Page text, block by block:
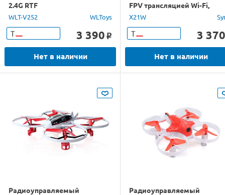
2.4G RTF
WLT-V252 WLToys
Т 3 390 o
Нет в наличии
FPV трансляцией Wi-Fi,
камера 0,3 Мп, 2.4G RTF
X21W
Т 3 370
Нет в наличии
Радиоуправляемый
Радиоуправляемый